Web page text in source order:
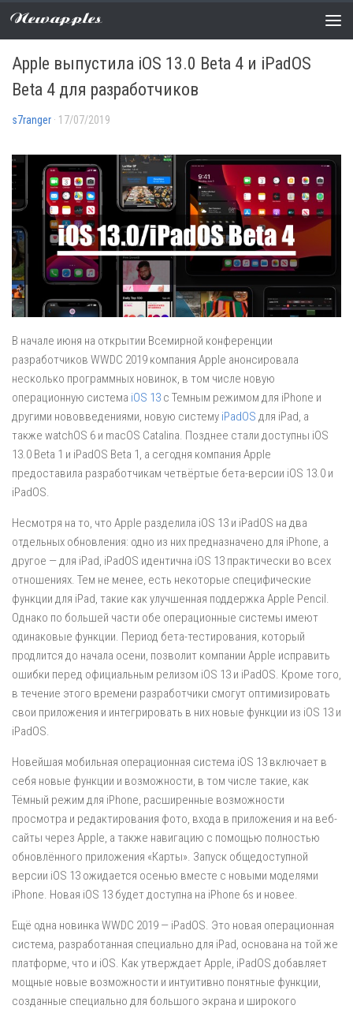
Newapples
НОВОСТИ/ПРОШИВКИ 0 COMMENTS
Apple выпустила iOS 13.0 Beta 4 и iPadOS
Beta 4 для разработчиков
s7ranger · 17/07/2019
В начале июня на открытии Всемирной конференции
разработчиков WWDC 2019 компания Apple анонсировала
несколько программных новинок, в том числе новую
операционную система iOS 13 с Темным режимом для iPhone и
другими нововведениями, новую систему iPadOS для iPad, а
также watchOS 6 и macOS Catalina. Позднее стали доступны iOS
13.0 Beta 1 и iPadOS Beta 1, а сегодня компания Apple
предоставила разработчикам четвёртые бета-версии iOS 13.0 и
iPadOS.
Несмотря на то, что Apple разделила iOS 13 и iPadOS на два
отдельных обновления: одно из них предназначено для iPhone, а
другое — для iPad, iPadOS идентична iOS 13 практически во всех
отношениях. Тем не менее, есть некоторые специфические
функции для iPad, такие как улучшенная поддержка Apple Pencil.
Однако по большей части обе операционные системы имеют
одинаковые функции. Период бета-тестирования, который
продлится до начала осени, позволит компании Apple исправить
ошибки перед официальным релизом iOS 13 и iPadOS. Кроме того,
в течение этого времени разработчики смогут оптимизировать
свои приложения и интегрировать в них новые функции из iOS 13 и
iPadOS.
Новейшая мобильная операционная система iOS 13 включает в
себя новые функции и возможности, в том числе такие, как
Тёмный режим для iPhone, расширенные возможности
просмотра и редактирования фото, входа в приложения и на веб-
сайты через Apple, а также навигацию с помощью полностью
обновлённого приложения «Карты». Запуск общедоступной
версии iOS 13 ожидается осенью вместе с новыми моделями
iPhone. Новая iOS 13 будет доступна на iPhone 6s и новее.
Ещё одна новинка WWDC 2019 — iPadOS. Это новая операционная
система, разработанная специально для iPad, основана на той же
платформе, что и iOS. Как утверждает Apple, iPadOS добавляет
мощные новые возможности и интуитивно понятные функции,
созданные специально для большого экрана и широкого